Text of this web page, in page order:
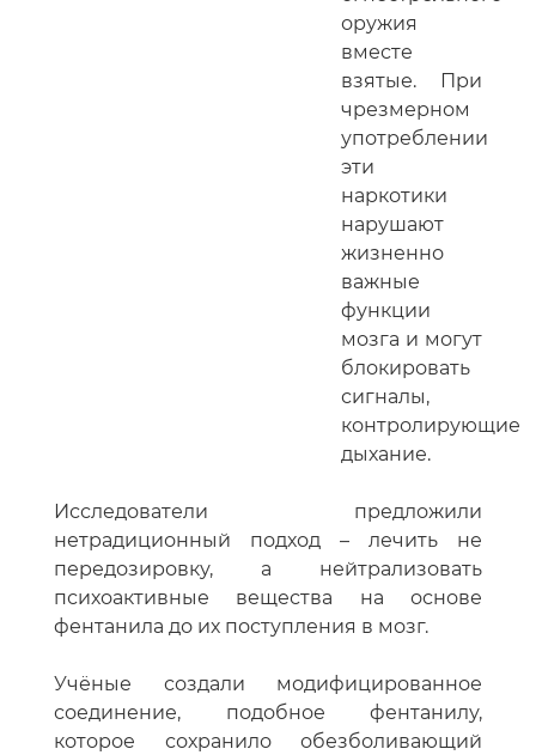
оружия
вместе
взятые. При
чрезмерном
употреблении
эти
наркотики
нарушают
жизненно
важные
функции
мозга и могут
блокировать
сигналы,
контролирующие
дыхание.
Исследователи предложили
нетрадиционный подход – лечить не
передозировку, а нейтрализовать
психоактивные вещества на основе
фентанила до их поступления в мозг.
Учёные создали модифицированное
соединение, подобное фентанилу,
которое сохранило обезболивающий